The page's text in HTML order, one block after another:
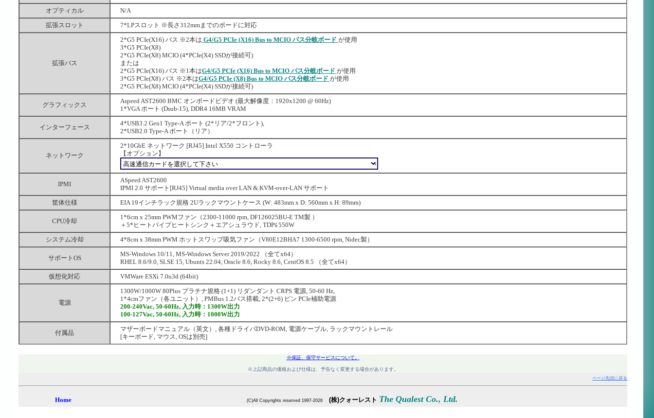
オプティカル
N/A
拡張スロット
7*LPスロット ※長さ312mmまでのボードに対応
拡張バス
2*G5 PCIe(X16) バス ※2本は G4/G5 PCIe (X16) Bus to MCIO バス分岐ボード が使用
3*G5 PCIe(X8)
2*G5 PCIe(X8) MCIO (4*PCIe(X4) SSDが接続可)
または
2*G5 PCIe(X16) バス ※1本はG4/G5 PCIe (X16) Bus to MCIO バス分岐ボード が使用
3*G5 PCIe(X8) バス ※2本はG4/G5 PCIe (X8) Bus to MCIO バス分岐ボード が使用
2*G5 PCIe(X8) MCIO (4*PCIe(X4) SSDが接続可)
グラフィックス
Aspeed AST2600 BMC オンボードビデオ (最大解像度：1920x1200 @ 60Hz)
1*VGA ポート (Dsub-15), DDR4 16MB VRAM
インターフェース
4*USB3.2 Gen1 Type-A ポート (2*リア/2*フロント),
2*USB2.0 Type-A ポート（リア）
ネットワーク
2*10GbE ネットワーク [RJ45] Intel X550 コントローラ
【オプション】
IPMI
ASpeed AST2600
IPMI 2.0 サポート[RJ45] Virtual media over LAN & KVM-over-LAN サポート
筐体仕様
EIA 19インチラック規格 2Uラックマウントケース (W: 483mm x D: 560mm x H: 89mm)
CPU冷却
1*6cm x 25mm PWMファン（2300-11000 rpm, DF126025BU-E TM製 ）
＋5*ヒートパイプヒートシンク＋エアシュラウド, TDP≦550W
システム冷却
4*8cm x 38mm PWM ホットスワップ吸気ファン（V80E12BHA7 1300-6500 rpm, Nidec製）
サポートOS
MS-Windows 10/11, MS-Windows Server 2019/2022 （全てx64）
RHEL 8.6/9.0, SLSE 15, Ubunts 22.04, Oracle 8.6, Rocky 8.6, CentOS 8.5 （全てx64）
仮想化対応
VMWare ESXi 7.0u3d (64bit)
電源
1300W/1000W 80Plus プラチナ規格 (1+1) リダンダント CRPS 電源, 50-60 Hz,
1*4cmファン（各ユニット）, PMBus 1.2バス搭載, 2*(2+6) ピン PCIe補助電源
200-240Vac, 50-60Hz, 入力時：1300W出力
100-127Vac, 50-60Hz, 入力時：1000W出力
付属品
マザーボードマニュアル（英文）, 各種ドライバDVD-ROM, 電源ケーブル, ラックマウントレール
[キーボード, マウス, OSは別売]
※保証、保守サービスについて。
※上記商品の価格および仕様は、予告なく変更する場合があります。
ページ先頭に戻る
Home (C)All Copyrights reserved 1997-2026 (株)クォーレスト The Qualest Co., Ltd.